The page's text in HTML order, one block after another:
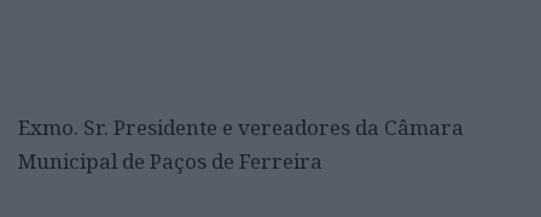
Exmo. Sr. Presidente e vereadores da Câmara
Municipal de Paços de Ferreira